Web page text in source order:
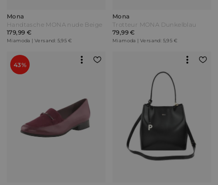
Mona
Handtasche MONA nude Beige
179,99 €
Miamoda | Versand: 5,95 €
Mona
Trotteur MONA Dunkelblau
79,99 €
Miamoda | Versand: 5,95 €
43%